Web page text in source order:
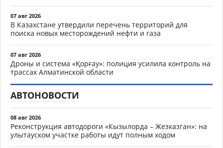
07 авг 2026
В Казахстане утвердили перечень территорий для
поиска новых месторождений нефти и газа
07 авг 2026
Дроны и система «Қорғау»: полиция усилила контроль на
трассах Алматинской области
АВТОНОВОСТИ
08 авг 2026
Реконструкция автодороги «Кызылорда – Жезказган»: на
улытауском участке работы идут полным ходом